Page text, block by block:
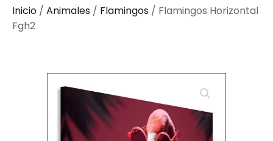
Inicio / Animales / Flamingos / Flamingos Horizontal
Fgh2
🔍